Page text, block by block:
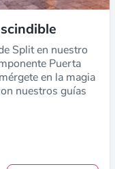
Split en nuestro
Puerta
en la magia
nuestros guías